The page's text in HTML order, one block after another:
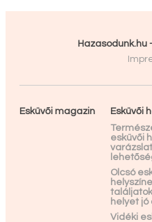
Hazasodunk.hu
Esküvői magazin
Esküvői
esküvői
Olcsó
helyet jó
Vidéki